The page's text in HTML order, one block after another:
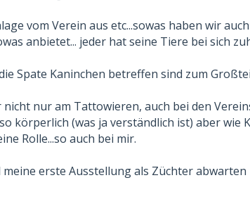
vom Verein aus etc...sowas haben wir
anbietet... jeder hat seine Tiere bei sich
Spate Kaninchen betreffen sind zum
nicht nur am Tattowieren, auch bei den
körperlich (was ja verständlich ist) aber wie
Rolle...so auch bei mir.
erste Ausstellung als Züchter